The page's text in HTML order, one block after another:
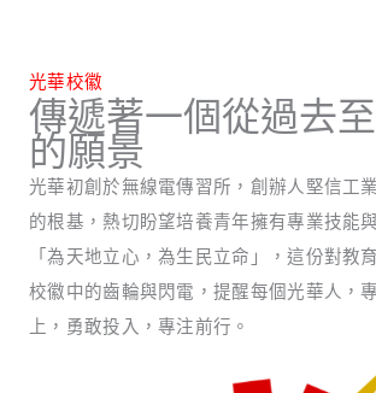
光華校徽
傳遞著一個從過去
的願景
光華初創於無線電傳習所，創辦人堅信工
的根基，熱切盼望培養青年擁有專業技能
「為天地立心，為生民立命」，這份對教
校徽中的齒輪與閃電，提醒每個光華人，
上，勇敢投入，專注前行。